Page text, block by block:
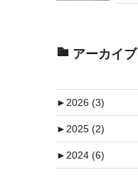
アーカイブ
►2026 (3)
►2025 (2)
►2024 (6)